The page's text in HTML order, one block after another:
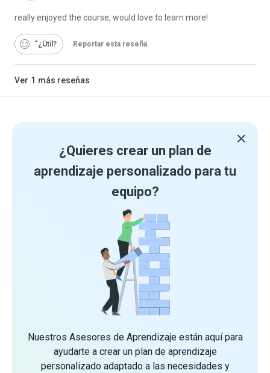
Alison
really enjoyed the course, would love to learn more!
“¿Útil Reportar esta reseña
Ver 1 más reseñas
¿Quieres crear un plan de
aprendizaje personalizado para tu
equipo?
Nuestros Asesores de Aprendizaje están aquí para
ayudarte a crear un plan de aprendizaje
personalizado adaptado a las necesidades y